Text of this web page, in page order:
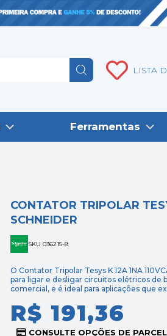
LISTA
Ferramentas
CONTATOR TRIPOLAR
SCHNEIDER
SKU 036215-8
O Contator Tripolar Tesys K 12A 1NA
para ligar e desligar circuitos elétricos de
comercial, e é ideal para aplicações que
R$ 191,36